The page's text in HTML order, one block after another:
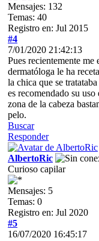
Mensajes: 132
Temas: 40
Registro en: Jul 2015
#4
7/01/2020 21:42:13
Pues recientemente me
dermatóloga le ha
la chica que se
es recomendado su
zona de la cabeza
pelo.
Buscar
Responder
AlbertoRic
Curioso capilar
Mensajes: 5
Temas: 0
Registro en: Jul 2020
#5
16/07/2020 16:45:17